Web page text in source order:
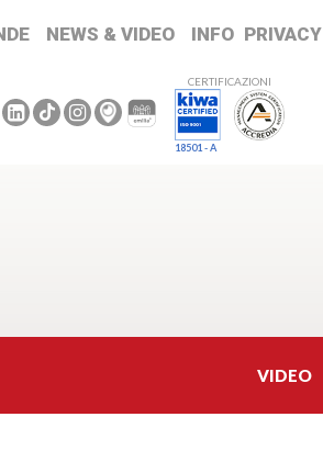
NEWS & VIDEO INFO PRIVACY
CERTIFICAZIONI
18501 - A
VIDEO